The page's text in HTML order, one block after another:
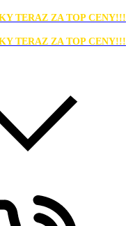
TERAZ ZA TOP CENY!!!
TERAZ ZA TOP CENY!!!